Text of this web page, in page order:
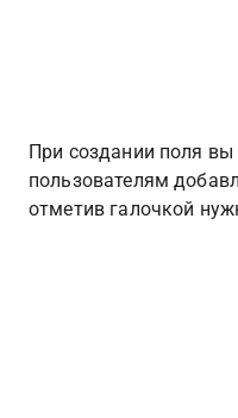
При создании поля
пользователям
отметив галочкой